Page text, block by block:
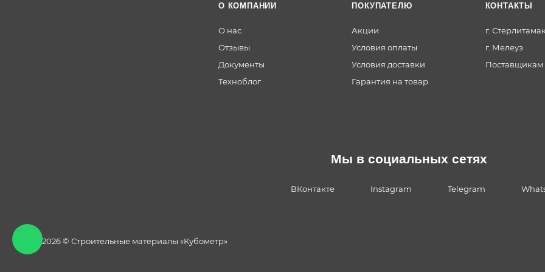
О КОМПАНИИ
О нас
Отзывы
Документы
Техноблог
ПОКУПАТЕЛЮ
Акции
Условия оплаты
Условия доставки
Гарантия на товар
КОНТАКТЫ
г. Стерлитамак
г. Мелеуз
Поставщикам
Мы в социальных сетях
ВКонтакте Instagram Telegram
2013 - 2026 © Строительные материалы «Кубометр»